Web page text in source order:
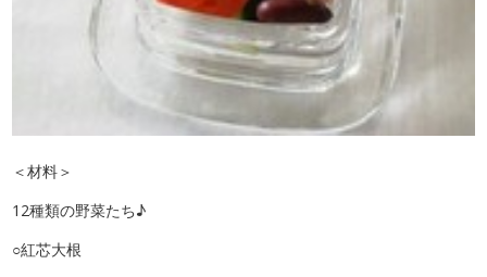
＜材料＞
12種類の野菜たち♪
○紅芯大根